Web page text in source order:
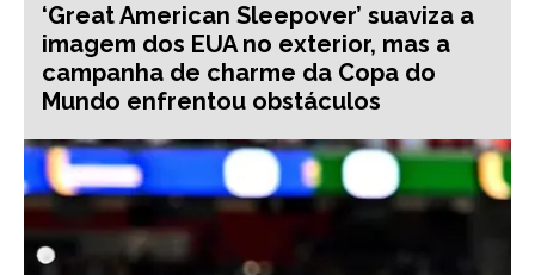
‘Great American Sleepover’ suaviza a
imagem dos EUA no exterior, mas a
campanha de charme da Copa do
Mundo enfrentou obstáculos